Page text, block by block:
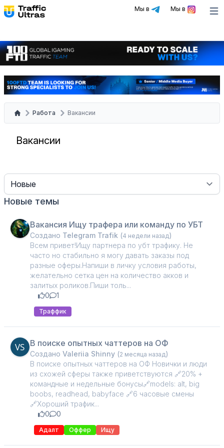
Мы в Мы в
Работа Вакансии
Вакансии
Sort
Новые темы
Вакансия Ищу трафера или команду по УБТ
Создано Telegram Trafik (4 недели назад)
Всем привет!Ищу партнера по убт трафику. Не
часто но стабильно я могу давать заказы под
разные оферы.Напиши в личку условия работы,
желательно сетка цен на количество акков и
залитых роликов.Пиши толь...
0
1
Траффик
В поиске опытных чаттеров на ОФ
Создано Valeriia Shinny (2 месяца назад)
В поиске опытных чаттеров на ОФ Новички и люди
из схожей сферы также приветствуются 🔗20% +
командные и недельные бонусы🔗models: alt, big
boobs, readhead, babyface 🔗6 часовые смены
🔗Хороший трафик...
0
0
Адалт Оффер Ищу